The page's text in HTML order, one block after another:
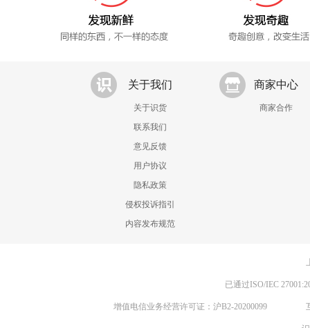
关于我们
关于识货
联系我们
意见反馈
用户协议
隐私政策
侵权投诉指引
内容发布规范
商家中心
商家合作
已通过ISO/IEC
增值电信业务经营许可证：沪B2-20200099